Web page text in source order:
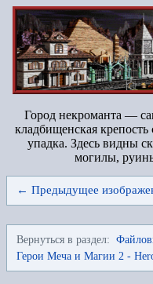
Город некроманта —
кладбищенская
упадка. Здесь видны
могилы,
← Предыдущее
Вернуться в раздел:
Герои Меча и Магии 2 -